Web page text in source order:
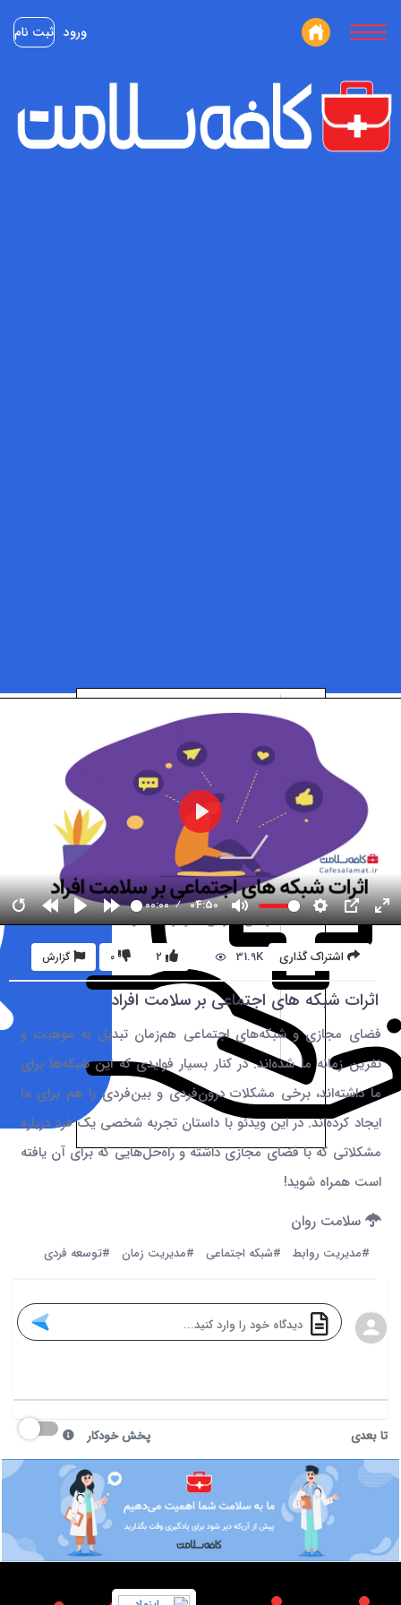
ورود ثبت نام
00:00 04:50
اشتراک گذاری 31.9K گزارش 0 2
اثرات شبکه های اجتماعی بر سلامت افراد
فضای مجازی و شبکه‌های اجتماعی هم‌زمان تبدیل به موهبت و
نفرین زمانه ما شده‌اند. در کنار بسیار فوایدی که این شبکه‌ها برای
ما داشته‌اند، برخی مشکلات درون‌فردی و بین‌فردی را هم برای ما
ایجاد کرده‌اند. در این ویدئو با داستان تجربه شخصی یک فرد درباره
مشکلاتی که با فضای مجازی داشته و راه‌حل‌هایی که برای آن یافته
است همراه شوید!
سلامت روان
#مدیریت روابط #شبکه اجتماعی #مدیریت زمان #توسعه فردی
تا بعدی پخش خودکار